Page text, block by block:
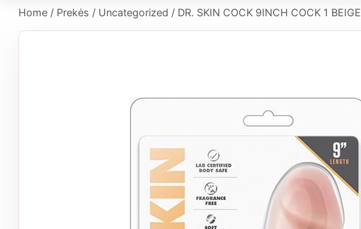
Home / Prekės / Uncategorized / DR. SKIN COCK 9INCH COCK 1 BEIGE